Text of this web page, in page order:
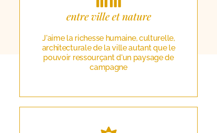
entre ville et nature
J'aime la richesse humaine, culturelle,
architecturale de la ville autant que le
pouvoir ressourçant d'un paysage de
campagne